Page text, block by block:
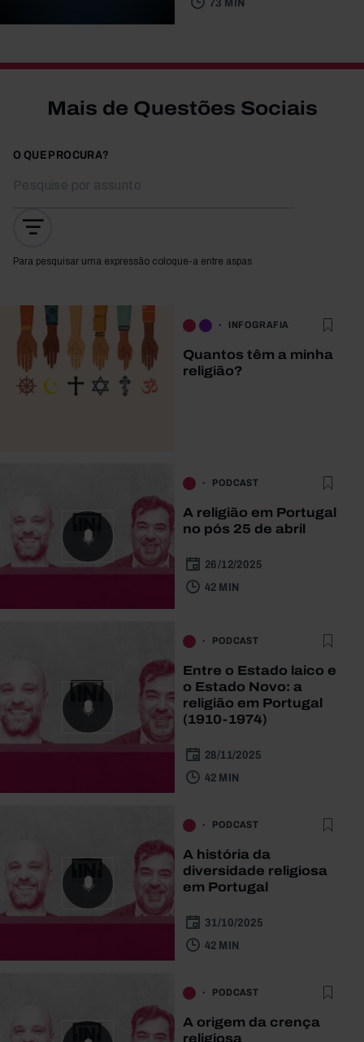
73 MIN
Mais de Questões Sociais
O QUE PROCURA?
Para pesquisar uma expressão coloque-a entre aspas
INFOGRAFIA
Quantos têm a minha
religião?
PODCAST
A religião em Portugal
no pós 25 de abril
26/12/2025
42 MIN
PODCAST
Entre o Estado laico e
o Estado Novo: a
religião em Portugal
(1910-1974)
28/11/2025
42 MIN
PODCAST
A história da
diversidade religiosa
em Portugal
31/10/2025
42 MIN
PODCAST
A origem da crença
religiosa